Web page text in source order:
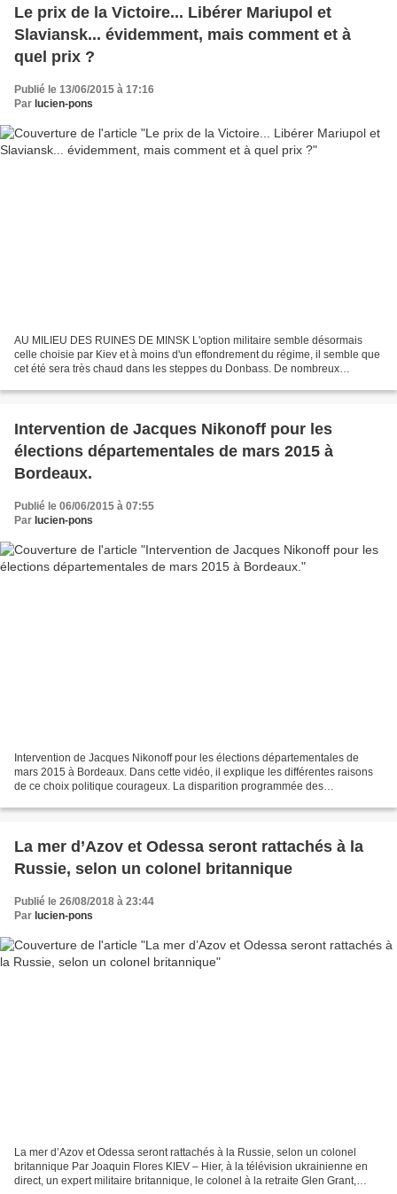
Le prix de la Victoire... Libérer Mariupol et
Slaviansk... évidemment, mais comment et à
quel prix ?
Publié le 13/06/2015 à 17:16
Par lucien-pons
AU MILIEU DES RUINES DE MINSK L'option militaire semble désormais
celle choisie par Kiev et à moins d'un effondrement du régime, il semble que
cet été sera très chaud dans les steppes du Donbass. De nombreux
Intervention de Jacques Nikonoff pour les
élections départementales de mars 2015 à
Bordeaux.
Publié le 06/06/2015 à 07:55
Par lucien-pons
Intervention de Jacques Nikonoff pour les élections départementales de
mars 2015 à Bordeaux. Dans cette vidéo, il explique les différentes raisons
de ce choix politique courageux. La disparition programmée des
La mer d’Azov et Odessa seront rattachés à la
Russie, selon un colonel britannique
Publié le 26/08/2018 à 23:44
Par lucien-pons
La mer d’Azov et Odessa seront rattachés à la Russie, selon un colonel
britannique Par Joaquin Flores KIEV – Hier, à la télévision ukrainienne en
direct, un expert militaire britannique, le colonel à la retraite Glen Grant,